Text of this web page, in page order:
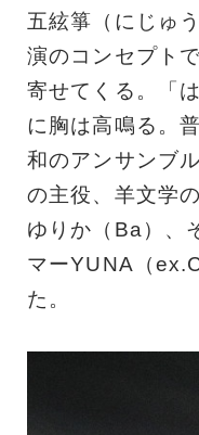
五絃箏（にじゅ
演のコンセプト
寄せてくる。「
に胸は高鳴る。
和のアンサンブ
の主役、羊文学
ゆりか（Ba）、
マーYUNA（
た。